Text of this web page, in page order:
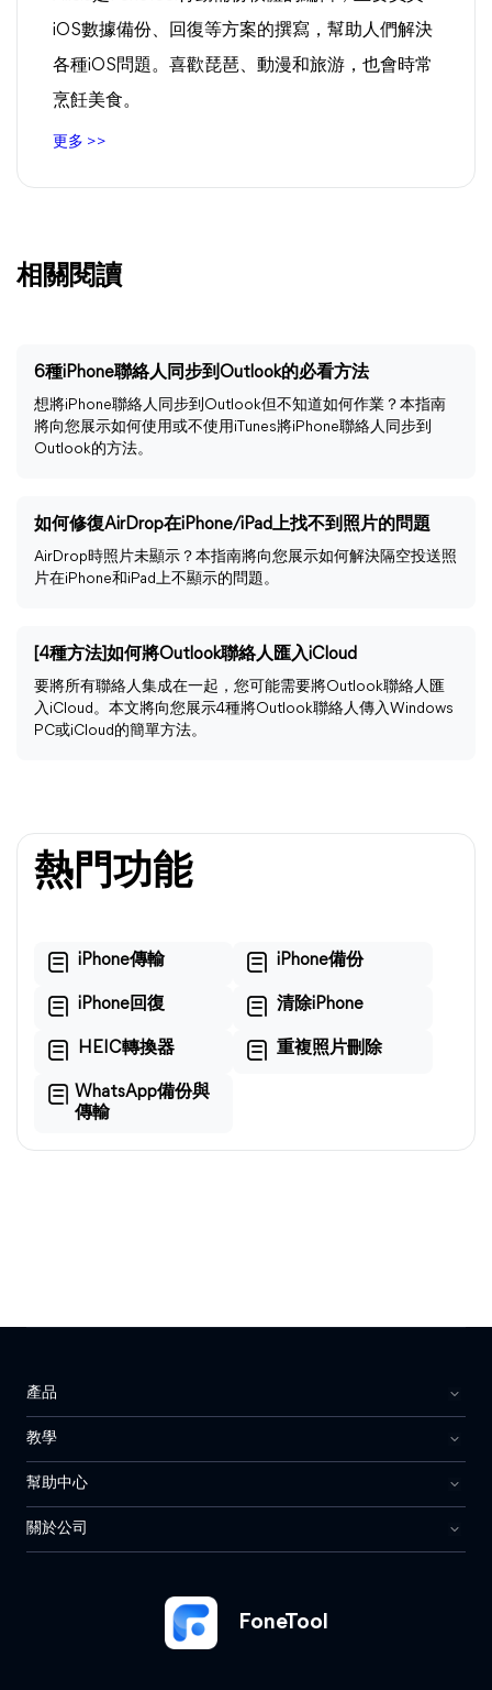
iOS數據備份、回復等方案的撰寫，幫助人們解決
各種iOS問題。喜歡琵琶、動漫和旅游，也會時常
烹飪美食。
更多 >>
相關閱讀
6種iPhone聯絡人同步到Outlook的必看方法
想將iPhone聯絡人同步到Outlook但不知道如何作業？本指南
將向您展示如何使用或不使用iTunes將iPhone聯絡人同步到
Outlook的方法。
如何修復AirDrop在iPhone/iPad上找不到照片的問題
AirDrop時照片未顯示？本指南將向您展示如何解決隔空投送照
片在iPhone和iPad上不顯示的問題。
[4種方法]如何將Outlook聯絡人匯入iCloud
要將所有聯絡人集成在一起，您可能需要將Outlook聯絡人匯
入iCloud。本文將向您展示4種將Outlook聯絡人傳入Windows
PC或iCloud的簡單方法。
熱門功能
iPhone傳輸 iPhone備份
iPhone回復 清除iPhone
HEIC轉換器 重複照片刪除
WhatsApp備份與
傳輸
FoneTool
產品
教學
幫助中心
關於公司